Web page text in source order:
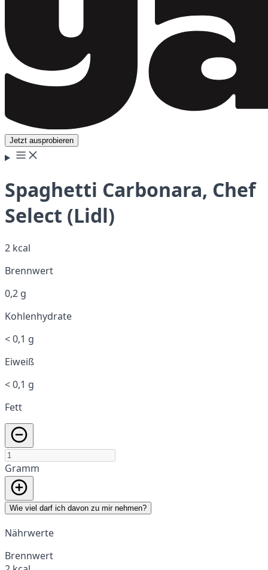
Jetzt ausprobieren
Spaghetti Carbonara, Chef
Select (Lidl)
2 kcal
Brennwert
0,2 g
Kohlenhydrate
< 0,1 g
Eiweiß
< 0,1 g
Fett
Gramm
Wie viel darf ich davon zu mir nehmen?
Nährwerte
Brennwert